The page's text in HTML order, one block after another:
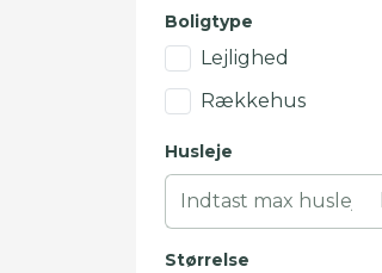
Boligtype
Lejlighed
Rækkehus
Husleje
Størrelse